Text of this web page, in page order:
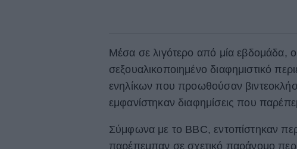
Μέσα σε λιγότερο από μία εβδομάδα, ο
σεξουαλικοποιημένο διαφημιστικό
ενηλίκων που προωθούσαν
εμφανίστηκαν διαφημίσεις που
Σύμφωνα με το BBC, εντοπίστηκαν
παρέπεμπαν σε σχετικό παράνομο